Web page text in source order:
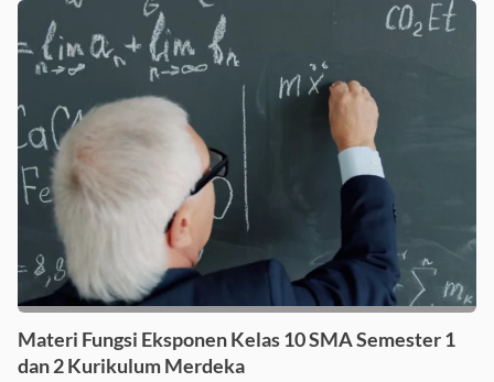
Materi Fungsi Eksponen Kelas 10 SMA Semester 1
dan 2 Kurikulum Merdeka